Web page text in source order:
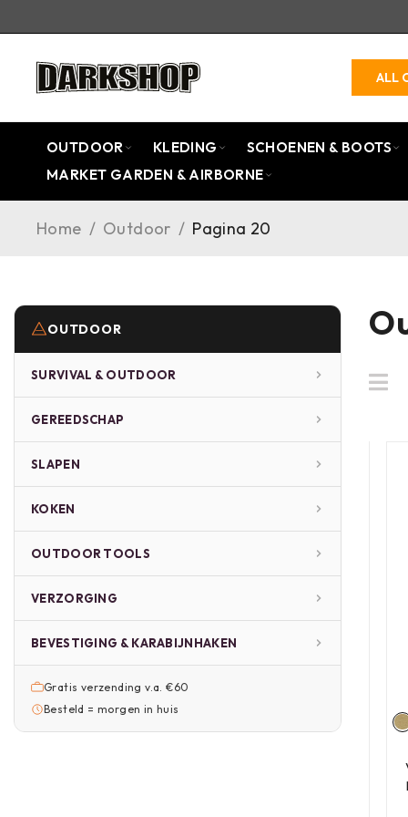
ALL
OUTDOOR KLEDING
SCHOENEN & BOOTS
MARKET GARDEN & AIRBORNE
Home / Outdoor / Pagina 20
OUTDOOR
SURVIVAL & OUTDOOR
GEREEDSCHAP
SLAPEN
KOKEN
OUTDOOR TOOLS
VERZORGING
BEVESTIGING & KARABIJNHAKEN
Gratis verzending v.a. €60
Besteld = morgen in huis